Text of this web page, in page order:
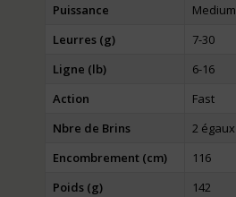
Puissance
Medium
Leurres (g)
7-30
Ligne (lb)
6-16
Action
Fast
Nbre de Brins
2 égaux
Encombrement (cm)
116
Poids (g)
142